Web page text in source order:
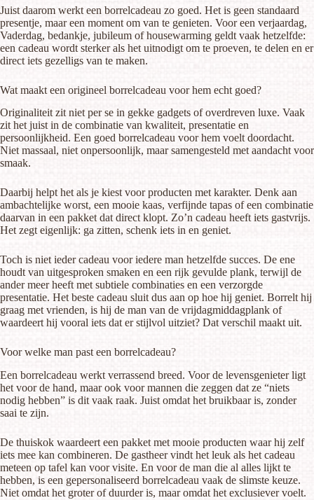
Juist daarom werkt een borrelcadeau zo goed. Het is geen standaard
presentje, maar een moment om van te genieten. Voor een verjaardag,
Vaderdag, bedankje, jubileum of housewarming geldt vaak hetzelfde:
een cadeau wordt sterker als het uitnodigt om te proeven, te delen en er
direct iets gezelligs van te maken.
Wat maakt een origineel borrelcadeau voor hem echt goed?
Originaliteit zit niet per se in gekke gadgets of overdreven luxe. Vaak
zit het juist in de combinatie van kwaliteit, presentatie en
persoonlijkheid. Een goed borrelcadeau voor hem voelt doordacht.
Niet massaal, niet onpersoonlijk, maar samengesteld met aandacht voor
smaak.
Daarbij helpt het als je kiest voor producten met karakter. Denk aan
ambachtelijke worst, een mooie kaas, verfijnde tapas of een combinatie
daarvan in een pakket dat direct klopt. Zo’n cadeau heeft iets gastvrijs.
Het zegt eigenlijk: ga zitten, schenk iets in en geniet.
Toch is niet ieder cadeau voor iedere man hetzelfde succes. De ene
houdt van uitgesproken smaken en een rijk gevulde plank, terwijl de
ander meer heeft met subtiele combinaties en een verzorgde
presentatie. Het beste cadeau sluit dus aan op hoe hij geniet. Borrelt hij
graag met vrienden, is hij de man van de vrijdagmiddagplank of
waardeert hij vooral iets dat er stijlvol uitziet? Dat verschil maakt uit.
Voor welke man past een borrelcadeau?
Een borrelcadeau werkt verrassend breed. Voor de levensgenieter ligt
het voor de hand, maar ook voor mannen die zeggen dat ze “niets
nodig hebben” is dit vaak raak. Juist omdat het bruikbaar is, zonder
saai te zijn.
De thuiskok waardeert een pakket met mooie producten waar hij zelf
iets mee kan combineren. De gastheer vindt het leuk als het cadeau
meteen op tafel kan voor visite. En voor de man die al alles lijkt te
hebben, is een gepersonaliseerd borrelcadeau vaak de slimste keuze.
Niet omdat het groter of duurder is, maar omdat het exclusiever voelt.